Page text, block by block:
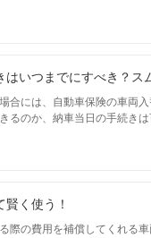
いつまでにすべき？ス
合には、自動車保険の車両
るのか、納車当日の手続きは
く使う！
際の費用を補償してくれる